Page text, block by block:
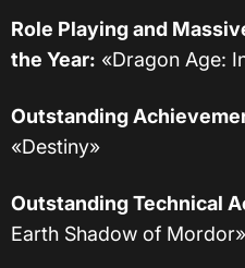
Role Playing and
the Year: «Dragon Age:
Outstanding
«Destiny»
Outstanding Technical
Earth Shadow of Mordor»